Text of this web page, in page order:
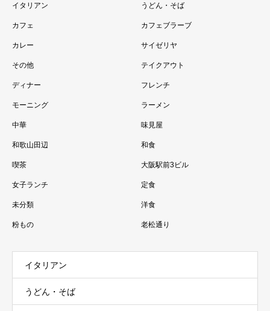
イタリアン うどん・そば
カフェ カフェブラーブ
カレー サイゼリヤ
その他 テイクアウト
ディナー フレンチ
モーニング ラーメン
中華 味見屋
和歌山田辺 和食
喫茶 大阪駅前3ビル
女子ランチ 定食
未分類 洋食
粉もの 老松通り
イタリアン
うどん・そば